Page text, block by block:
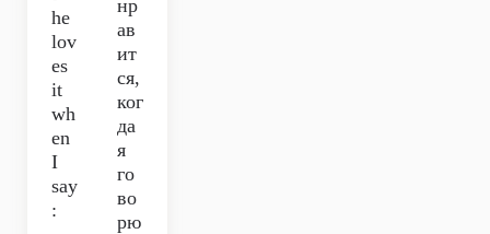
he
lov
es
it
wh
en
I
say
:
нр
ав
ит
ся,
ког
да
я
го
во
рю